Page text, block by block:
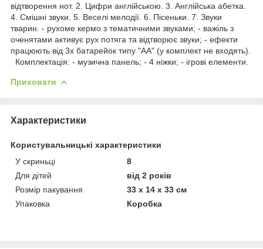
відтворення нот. 2. Цифри англійською. 3. Англійська абетка.
4. Смішні звуки. 5. Веселі мелодії. 6. Пісеньки. 7. Звуки
тварин. - рухоме кермо з тематичними звуками; - важіль з
оченятами активує рух потяга та відтворює звуки; - ефекти
працюють від 3х батарейок типу "АА" (у комплект не входять).
Комплектація: - музична панель; - 4 ніжки; - ігрові елементи.
Приховати
Характеристики
Користувальницькі характеристики
У скриньці
8
Для дітей
від 2 років
Розмір пакування
33 х 14 х 33 см
Упаковка
Коробка